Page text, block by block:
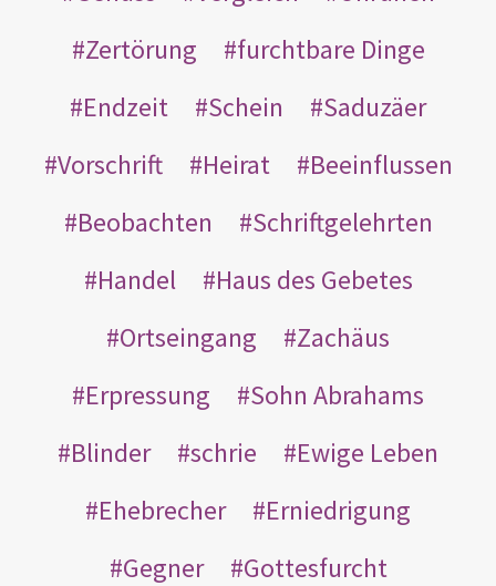
Zertörung
furchtbare Dinge
Endzeit
Schein
Saduzäer
Vorschrift
Heirat
Beeinflussen
Beobachten
Schriftgelehrten
Handel
Haus des Gebetes
Ortseingang
Zachäus
Erpressung
Sohn Abrahams
Blinder
schrie
Ewige Leben
Ehebrecher
Erniedrigung
Gegner
Gottesfurcht